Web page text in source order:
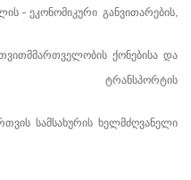
- ეკონომიკური განვითარების,
ქონებისა და
ტრანსპორტის
სამსახურის ხელმძღვანელი